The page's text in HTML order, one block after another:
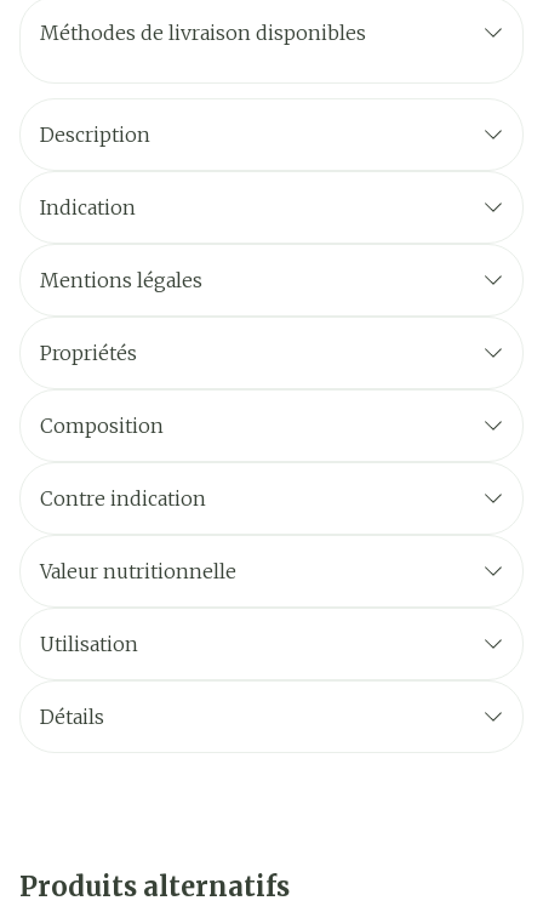
Méthodes de livraison disponibles
Description
Indication
Mentions légales
Propriétés
Composition
Contre indication
Valeur nutritionnelle
Utilisation
Détails
Produits alternatifs